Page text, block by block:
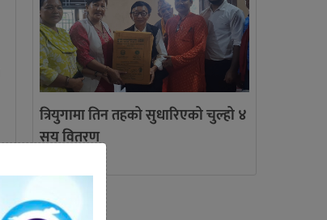
त्रियुगामा तिन तहको सुधारिएको चुल्हो ४
सय वितरण